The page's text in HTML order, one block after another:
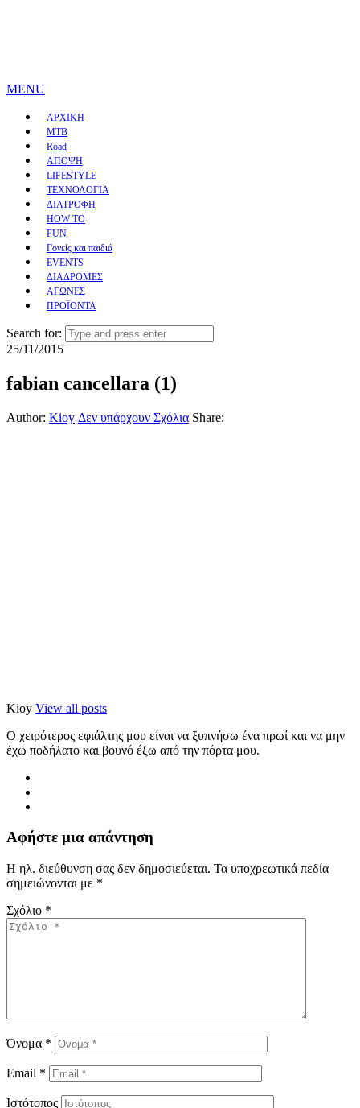
MENU
ΑΡΧΙΚΗ
MTB
Road
ΑΠΟΨΗ
LIFESTYLE
ΤΕΧΝΟΛΟΓΙΑ
ΔΙΑΤΡΟΦΗ
HOW TO
FUN
Γονείς και παιδιά
EVENTS
ΔΙΑΔΡΟΜΕΣ
ΑΓΩΝΕΣ
ΠΡΟΪΟΝΤΑ
Search for:
25/11/2015
fabian cancellara (1)
Author: Kioy Δεν υπάρχουν Σχόλια Share:
Kioy View all posts
Ο χειρότερος εφιάλτης μου είναι να ξυπνήσω ένα πρωί και να μην
έχω ποδήλατο και βουνό έξω από την πόρτα μου.
Αφήστε μια απάντηση
Η ηλ. διεύθυνση σας δεν δημοσιεύεται. Τα υποχρεωτικά πεδία
σημειώνονται με *
Σχόλιο *
Όνομα *
Email *
Ιστότοπος